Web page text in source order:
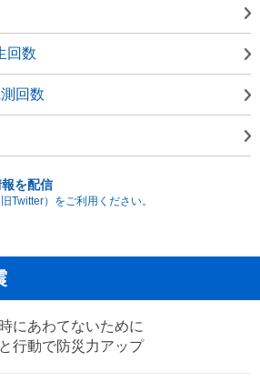
回数
回数
を配信
Twitter）をご利用ください。
にあわてないために
行動で防災力アップ